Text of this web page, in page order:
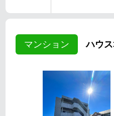
マンション ハウ